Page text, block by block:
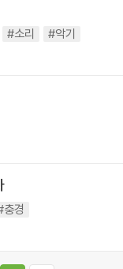
#소리 #악기
충경